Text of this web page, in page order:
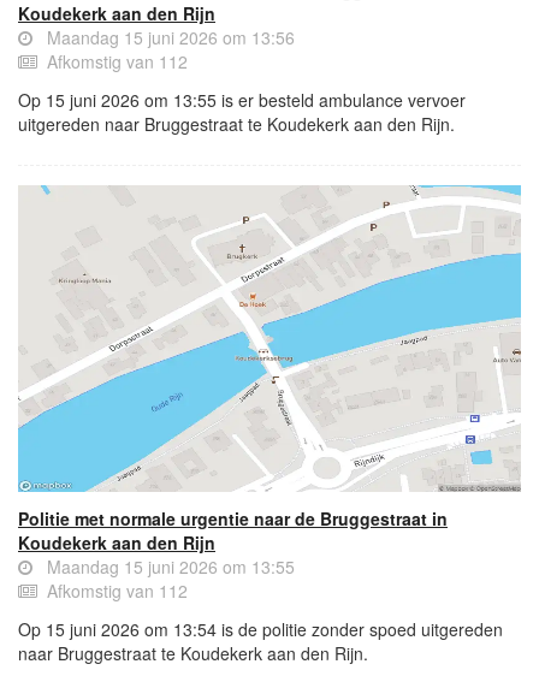
Koudekerk aan den Rijn
Maandag 15 juni 2026 om 13:56
Afkomstig van 112
Op 15 juni 2026 om 13:55 is er besteld ambulance vervoer
uitgereden naar Bruggestraat te Koudekerk aan den Rijn.
Politie met normale urgentie naar de Bruggestraat in
Koudekerk aan den Rijn
Maandag 15 juni 2026 om 13:55
Afkomstig van 112
Op 15 juni 2026 om 13:54 is de politie zonder spoed uitgereden
naar Bruggestraat te Koudekerk aan den Rijn.